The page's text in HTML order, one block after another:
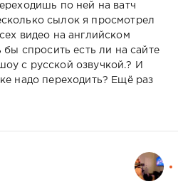
по ней на ватч
сылок я просмотрел
видео на английском
бы спросить есть ли на сайте
с русской озвучкой.? И
надо переходить? Ещё раз